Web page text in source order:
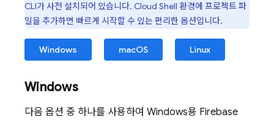
CLI가 사전 설치되어 있습니다. Cloud Shell 환경에 프로젝트 파
일을 추가하면 빠르게 시작할 수 있는 편리한 옵션입니다.
Windows macOS Linux
Windows
다음 옵션 중 하나를 사용하여 Windows용 Firebase